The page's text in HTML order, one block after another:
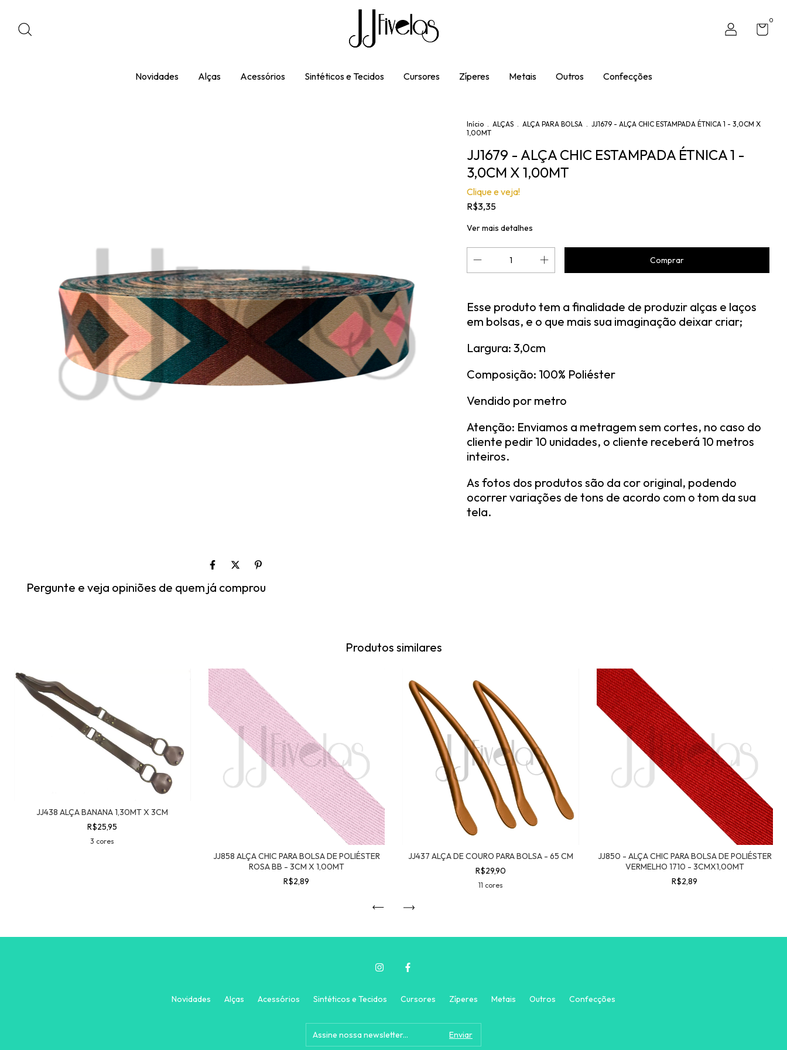
0
Novidades Alças Acessórios Sintéticos e Tecidos Cursores Zíperes Metais Outros Confecções
Início . ALÇAS . ALÇA PARA BOLSA . JJ1679 - ALÇA CHIC ESTAMPADA ÉTNICA 1 - 3,0CM X
1,00MT
JJ1679 - ALÇA CHIC ESTAMPADA ÉTNICA 1 -
3,0CM X 1,00MT
Clique e veja!
R$3,35
Ver mais detalhes
Esse produto tem a finalidade de produzir alças e laços
em bolsas, e o que mais sua imaginação deixar criar;
Largura: 3,0cm
Composição: 100% Poliéster
Vendido por metro
Atenção: Enviamos a metragem sem cortes, no caso do
cliente pedir 10 unidades, o cliente receberá 10 metros
inteiros.
As fotos dos produtos são da cor original, podendo
ocorrer variações de tons de acordo com o tom da sua
tela.
Pergunte e veja opiniões de quem já comprou
Produtos similares
JJ438 ALÇA BANANA 1,30MT X 3CM
R$25,95
3 cores
JJ858 ALÇA CHIC PARA BOLSA DE POLIÉSTER
ROSA BB - 3CM X 1,00MT
R$2,89
JJ437 ALÇA DE COURO PARA BOLSA - 65 CM
R$29,90
11 cores
JJ850 - ALÇA CHIC PARA BOLSA DE POLIÉSTER
VERMELHO 1710 - 3CMX1,00MT
R$2,89
Novidades Alças Acessórios Sintéticos e Tecidos Cursores Zíperes Metais Outros Confecções